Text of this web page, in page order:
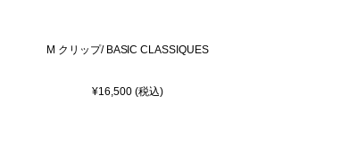
M クリップ/ BASIC CLASSIQUES
¥16,500 (税込)